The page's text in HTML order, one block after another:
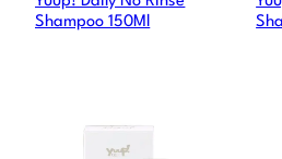
Shampoo 150Ml